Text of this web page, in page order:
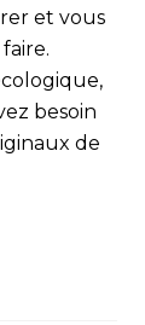
et vous
besoin
de